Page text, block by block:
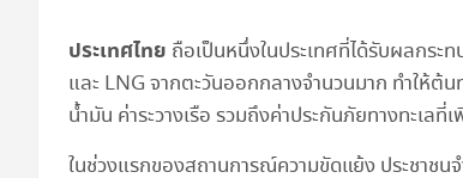
ประเทศไทย ถือเป็นหนึ่งในประเทศที่ได้รับผลกระ
และ LNG จากตะวันออกกลางจำนวนมาก ทำให้ต้
น้ำมัน ค่าระวางเรือ รวมถึงค่าประกันภัยทางทะเล
ในช่วงแรกของสถานการณ์ความขัดแย้ง ประชาช